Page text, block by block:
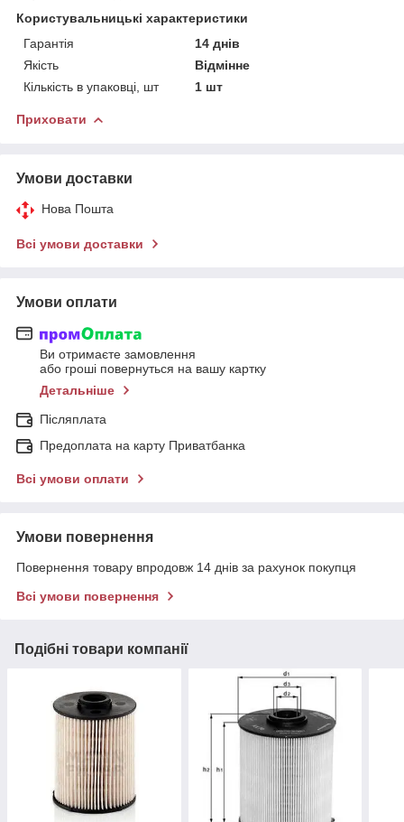
Користувальницькі характеристики
Гарантія
14 днів
Якість
Відмінне
Кількість в упаковці, шт
1 шт
Приховати
Умови доставки
Нова Пошта
Всі умови доставки
Умови оплати
Ви отримаєте замовлення
або гроші повернуться на вашу картку
Детальніше
Післяплата
Предоплата на карту Приватбанка
Всі умови оплати
Умови повернення
Повернення товару впродовж 14 днів за рахунок покупця
Всі умови повернення
Подібні товари компанії